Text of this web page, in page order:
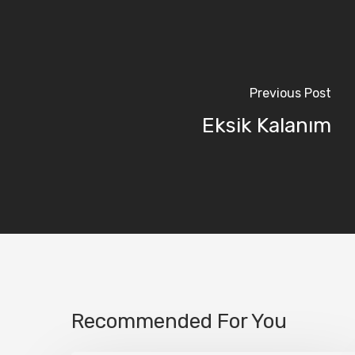
Previous Post
Eksik Kalanım
Recommended For You